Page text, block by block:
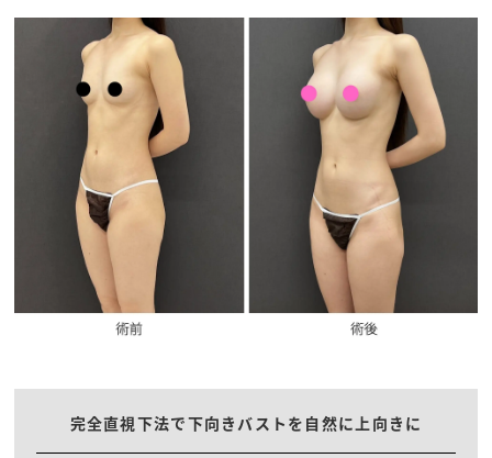
完全直視下法で下向きバストを自然に上向きに